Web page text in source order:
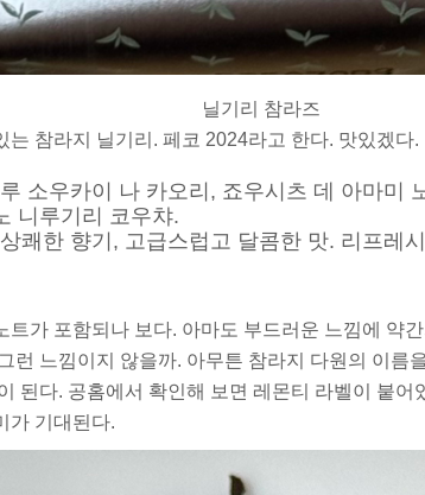
닐기리 참라즈
는 참라지 닐기리. 페코 2024라고 한다. 맛있겠다.
소우카이 나 카오리, 죠우시츠 데 아마미
니루기리 코우챠.
쾌한 향기, 고급스럽고 달콤한 맛. 리프레
트가 포함되나 보다. 아마도 부드러운 느낌에 약
런 느낌이지 않을까. 아무튼 참라지 다원의 이름
된다. 공홈에서 확인해 보면 레몬티 라벨이 붙어
가 기대된다.